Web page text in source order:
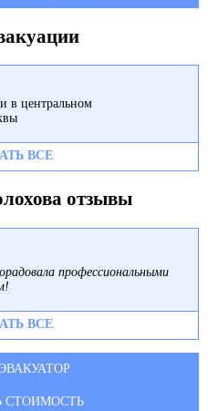
в центральном
ВСЕ
отзывы
профессиональными
ВСЕ
СТОИМОСТЬ